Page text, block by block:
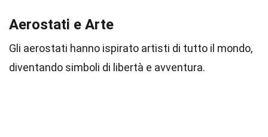
Aerostati e Arte
Gli aerostati hanno ispirato artisti di tutto il mondo,
diventando simboli di libertà e avventura.